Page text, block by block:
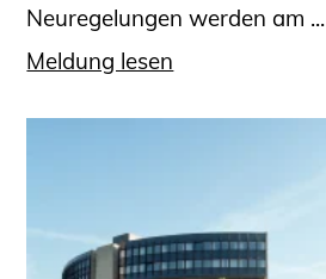
Neuregelungen werden am ...
Meldung lesen